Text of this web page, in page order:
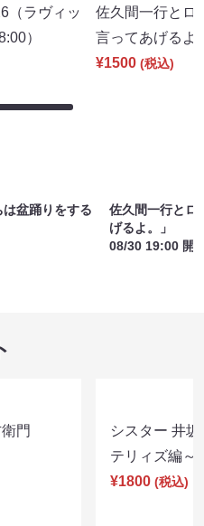
（ラヴィッ
）
佐久間一行とロ
言ってあげる
¥1500 (税込)
盆踊りをする
佐久間一行とロ
げるよ。」
08/30 19:00 開
門
シスター 井
テリィズ編
¥1800 (税込)